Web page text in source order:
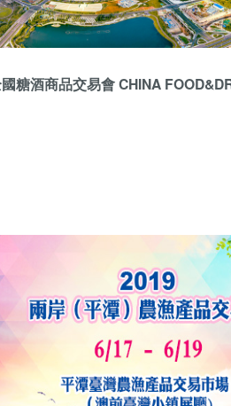
糖酒商品交易會 CHINA